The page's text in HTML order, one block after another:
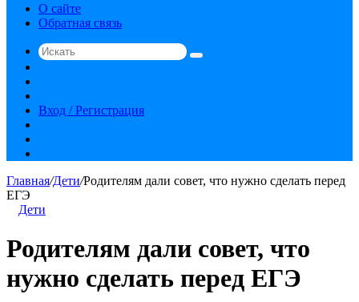
О сайте
Обратная связь
Искать
статья
Вход / Регистрация
Главная/Дети/Родителям дали совет, что нужно сделать перед
ЕГЭ
Дети
Родителям дали совет, что
нужно сделать перед ЕГЭ